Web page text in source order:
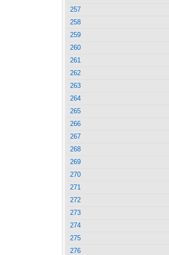
257
258
259
260
261
262
263
264
265
266
267
268
269
270
271
272
273
274
275
276